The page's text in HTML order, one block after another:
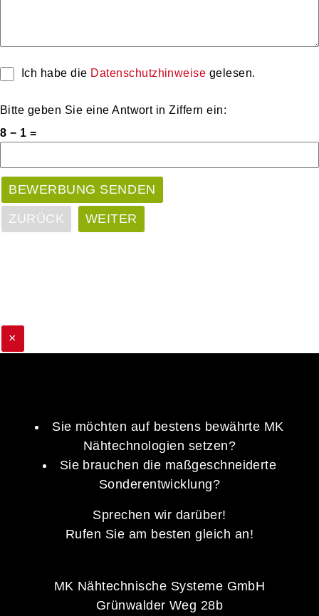
Ich habe die Datenschutzhinweise gelesen.
Bitte geben Sie eine Antwort in Ziffern ein:
8 − 1 =
ZURÜCK WEITER
×
Sie möchten auf bestens bewährte MK
Nähtechnologien setzen?
Sie brauchen die maßgeschneiderte
Sonderentwicklung?
Sprechen wir darüber!
Rufen Sie am besten gleich an!
MK Nähtechnische Systeme GmbH
Grünwalder Weg 28b